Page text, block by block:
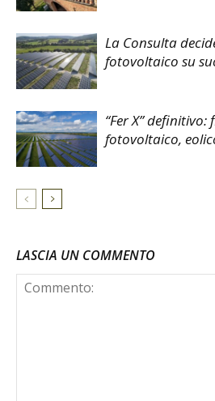
La Consulta
fotovoltaico su
“Fer X”
fotovoltaico,
LASCIA UN COMMENTO